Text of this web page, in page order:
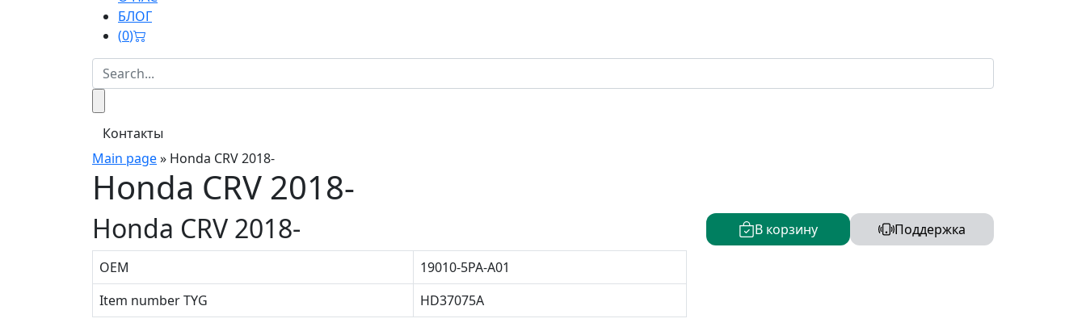
БЛОГ
(0)
Контакты
Main page» Honda CRV 2018-
Honda CRV 2018-
В корзину Поддержка
Honda CRV 2018-
OEM
19010-5PA-A01
Item number TYG
HD37075A